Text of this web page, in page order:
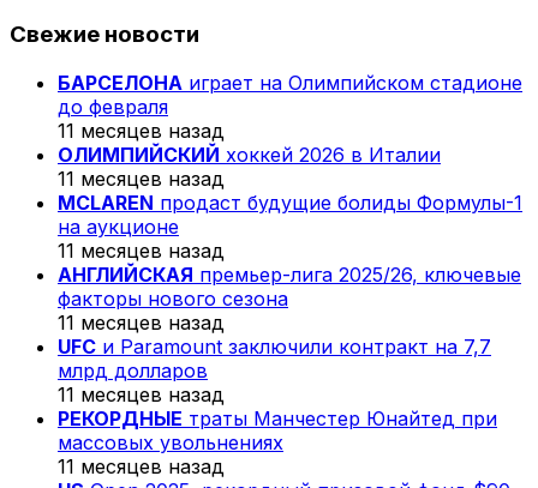
Свежие новости
БАРСЕЛОНА играет на Олимпийском стадионе
до февраля
11 месяцев назад
ОЛИМПИЙСКИЙ хоккей 2026 в Италии
11 месяцев назад
MCLAREN продаст будущие болиды Формулы-1
на аукционе
11 месяцев назад
АНГЛИЙСКАЯ премьер-лига 2025/26, ключевые
факторы нового сезона
11 месяцев назад
UFC и Paramount заключили контракт на 7,7
млрд долларов
11 месяцев назад
РЕКОРДНЫЕ траты Манчестер Юнайтед при
массовых увольнениях
11 месяцев назад